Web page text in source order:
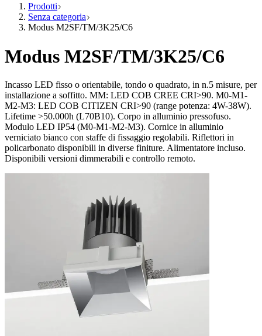
Prodotti
Senza categoria
Modus M2SF/TM/3K25/C6
Modus M2SF/TM/3K25/C6
Incasso LED fisso o orientabile, tondo o quadrato, in n.5 misure, per
installazione a soffitto. MM: LED COB CREE CRI>90. M0-M1-
M2-M3: LED COB CITIZEN CRI>90 (range potenza: 4W-38W).
Lifetime >50.000h (L70B10). Corpo in alluminio pressofuso.
Modulo LED IP54 (M0-M1-M2-M3). Cornice in alluminio
verniciato bianco con staffe di fissaggio regolabili. Riflettori in
policarbonato disponibili in diverse finiture. Alimentatore incluso.
Disponibili versioni dimmerabili e controllo remoto.